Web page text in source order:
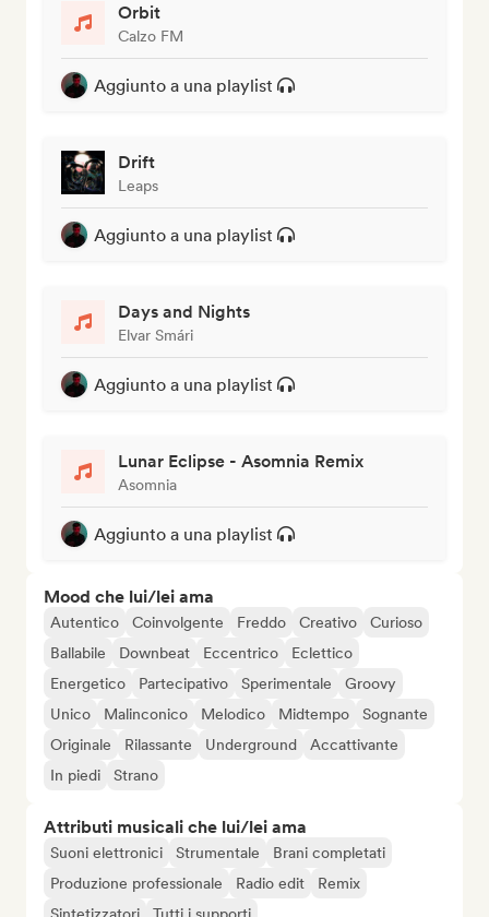
Orbit
Calzo FM
Aggiunto a una playlist
Drift
Leaps
Aggiunto a una playlist
Days and Nights
Elvar Smári
Aggiunto a una playlist
Lunar Eclipse - Asomnia Remix
Asomnia
Aggiunto a una playlist
Mood che lui/lei ama
Autentico Coinvolgente Freddo Creativo
Curioso
Ballabile
Downbeat Eccentrico
Eclettico
Energetico
Partecipativo Sperimentale
Groovy
Unico
Malinconico Melodico Midtempo
Sognante
Originale
Rilassante Underground
Accattivante
In piedi
Strano
Attributi musicali che lui/lei ama
Suoni elettronici Strumentale
Brani completati
Produzione professionale
Radio edit
Remix